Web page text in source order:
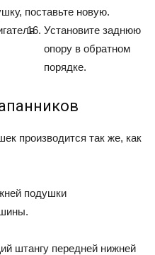
поставьте новую.
Установите заднюю
опору в обратном
порядке.
производится так же, как
подушки
штангу передней нижней